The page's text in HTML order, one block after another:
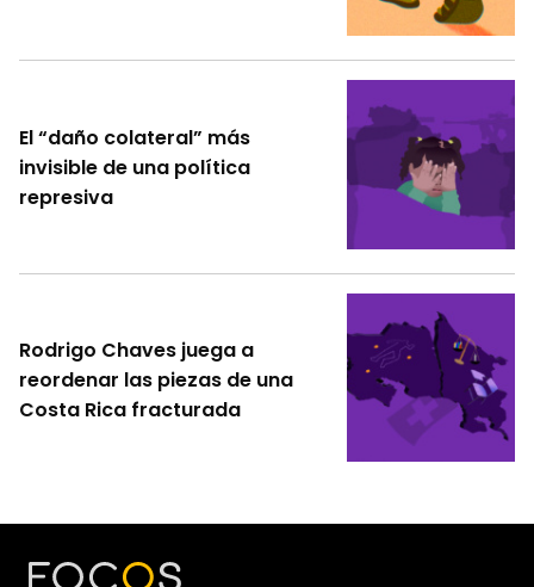
El “daño colateral” más
invisible de una política
represiva
Rodrigo Chaves juega a
reordenar las piezas de una
Costa Rica fracturada